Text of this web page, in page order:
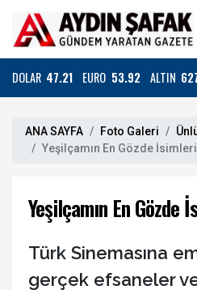
DOLAR 47.21 EURO 53.92 ALTIN
ANA SAYFA Foto Galeri
Yeşilçamın En Gözde İsimleri
Yeşilçamın En Gözde
Türk Sinemasına
gerçek efsaneler